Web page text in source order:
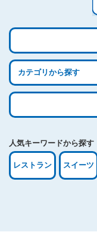
検
索:
人気キーワードから探す
レストラン スイーツ